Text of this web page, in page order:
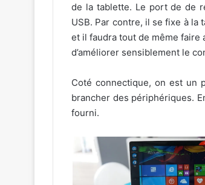
de la tablette. Le port de de
USB. Par contre, il se fixe à la
et il faudra tout de même
d’améliorer sensiblement le
Coté connectique, on est un
brancher des périphériques.
fourni.